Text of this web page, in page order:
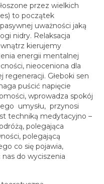
przez wielkich
to początek
uważności jaką
nidry. Relaksacja
kierujemy
energii mentalnej
nieoceniona dla
Głeboki sen
puścić napięcie
wprowadza spokój
umysłu, przynosi
techniką medytacyjno –
polegająca
polegającą
co się pojawia,
do wyciszenia